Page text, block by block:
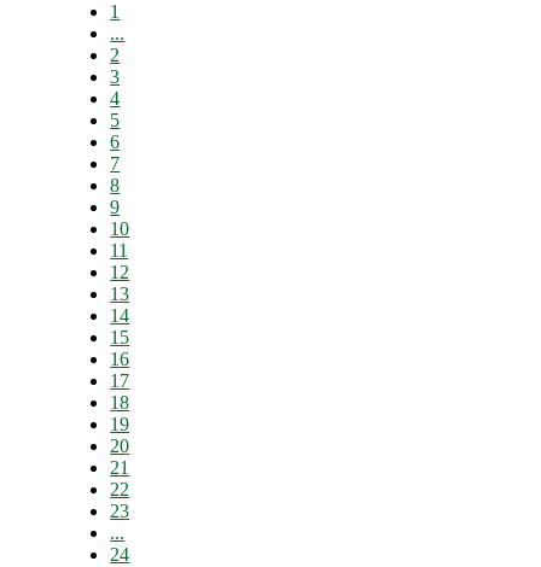
1
...
2
3
4
5
6
7
8
9
10
11
12
13
14
15
16
17
18
19
20
21
22
23
...
24